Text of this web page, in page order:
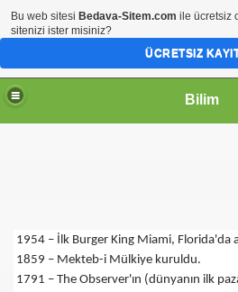
Bilim
1954 – İlk Burger King Miami, Florida'da
1859 – Mekteb-i Mülkiye kuruldu.
1791 – The Observer'ın (dünyanın ilk
Bu web sitesi Bedava-Sitem.com ile ücretsiz
sitenizi ister misiniz?
ÜCRETSIZ